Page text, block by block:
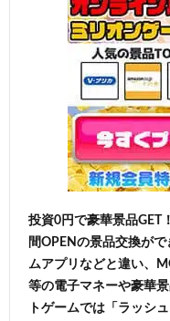
投資0円で豪華景品GET
間OPENの景品交換が
ムアプリなどと違い、
等の電子マネーや豪華
トゲームでは「ラッシ